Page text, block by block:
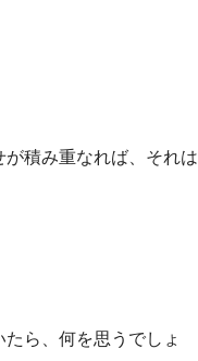
積み重なれば、それは
ら、何を思うでしょ